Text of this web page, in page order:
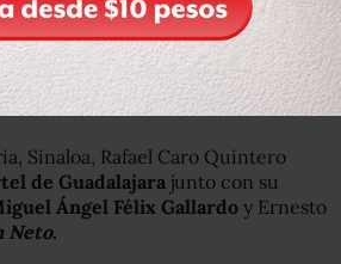
Sinaloa, Rafael Caro Quintero
de Guadalajara junto con su
Ángel Félix Gallardo y Ernesto
Neto.